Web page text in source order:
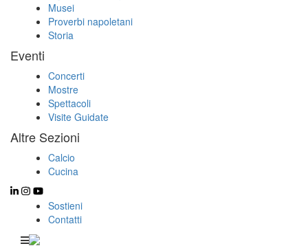
Musei
Proverbi napoletani
Storia
Eventi
Concerti
Mostre
Spettacoli
Visite Guidate
Altre Sezioni
Calcio
Cucina
Sostieni
Contatti